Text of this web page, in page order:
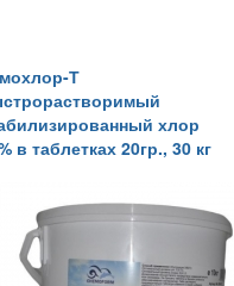
Т
хлор
в таблетках 20гр., 30 кг